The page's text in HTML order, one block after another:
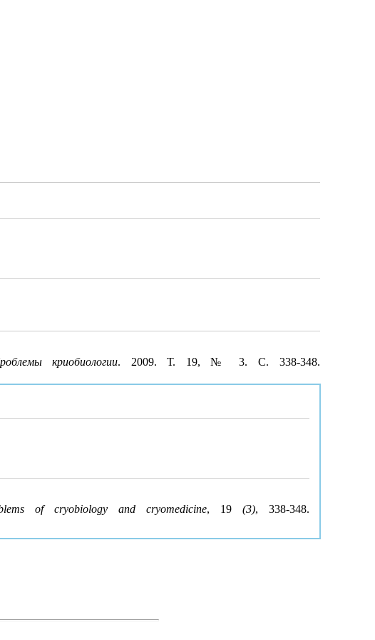
криобиологии. 2009. Т. 19, № 3. С. 338-348.
of cryobiology and cryomedicine, 19(3), 338-348.